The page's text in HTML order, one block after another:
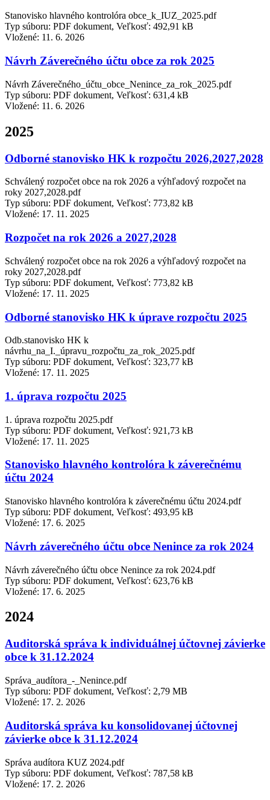
Stanovisko hlavného kontrolóra obce_k_IUZ_2025.pdf
Typ súboru: PDF dokument, Veľkosť: 492,91 kB
Vložené: 11. 6. 2026
Návrh Záverečného účtu obce za rok 2025
Návrh Záverečného_účtu_obce_Nenince_za_rok_2025.pdf
Typ súboru: PDF dokument, Veľkosť: 631,4 kB
Vložené: 11. 6. 2026
2025
Odborné stanovisko HK k rozpočtu 2026,2027,2028
Schválený rozpočet obce na rok 2026 a výhľadový rozpočet na
roky 2027,2028.pdf
Typ súboru: PDF dokument, Veľkosť: 773,82 kB
Vložené: 17. 11. 2025
Rozpočet na rok 2026 a 2027,2028
Schválený rozpočet obce na rok 2026 a výhľadový rozpočet na
roky 2027,2028.pdf
Typ súboru: PDF dokument, Veľkosť: 773,82 kB
Vložené: 17. 11. 2025
Odborné stanovisko HK k úprave rozpočtu 2025
Odb.stanovisko HK k
návrhu_na_I._úpravu_rozpočtu_za_rok_2025.pdf
Typ súboru: PDF dokument, Veľkosť: 323,77 kB
Vložené: 17. 11. 2025
1. úprava rozpočtu 2025
1. úprava rozpočtu 2025.pdf
Typ súboru: PDF dokument, Veľkosť: 921,73 kB
Vložené: 17. 11. 2025
Stanovisko hlavného kontrolóra k záverečnému
účtu 2024
Stanovisko hlavného kontrolóra k záverečnému účtu 2024.pdf
Typ súboru: PDF dokument, Veľkosť: 493,95 kB
Vložené: 17. 6. 2025
Návrh záverečného účtu obce Nenince za rok 2024
Návrh záverečného účtu obce Nenince za rok 2024.pdf
Typ súboru: PDF dokument, Veľkosť: 623,76 kB
Vložené: 17. 6. 2025
2024
Auditorská správa k individuálnej účtovnej závierke
obce k 31.12.2024
Správa_audítora_-_Nenince.pdf
Typ súboru: PDF dokument, Veľkosť: 2,79 MB
Vložené: 17. 2. 2026
Auditorská správa ku konsolidovanej účtovnej
závierke obce k 31.12.2024
Správa audítora KUZ 2024.pdf
Typ súboru: PDF dokument, Veľkosť: 787,58 kB
Vložené: 17. 2. 2026